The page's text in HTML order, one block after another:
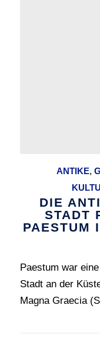
ANTIKE,
DIE
STADT
PAESTUM
Paestum war
Stadt an der
Magna Graecia